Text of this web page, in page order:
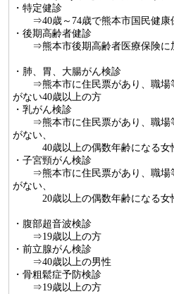
・特定健診
⇒40歳～74歳で熊本市国民健康
・後期高齢者健診
⇒熊本市後期高齢者医療保険に
・肺、胃、大腸がん検診
⇒熊本市に住民票があり、職場
がない40歳以上の方
・乳がん検診
⇒熊本市に住民票があり、職場
がない、
40歳以上の偶数年齢になる女
・子宮頸がん検診
⇒熊本市に住民票があり、職場
がない、
20歳以上の偶数年齢になる女
・腹部超音波検診
⇒19歳以上の方
・前立腺がん検診
⇒40歳以上の男性
・骨粗鬆症予防検診
⇒19歳以上の方